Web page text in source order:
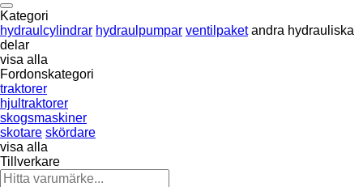
Kategori
hydraulcylindrar hydraulpumpar ventilpaket andra hydrauliska
delar
visa alla
Fordonskategori
traktorer
hjultraktorer
skogsmaskiner
skotare skördare
visa alla
Tillverkare